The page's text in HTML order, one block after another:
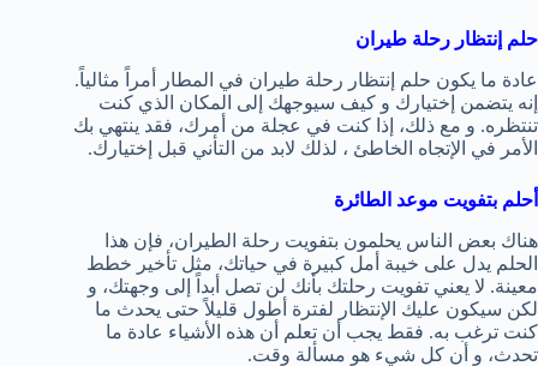
حلم إنتظار رحلة طيران
عادة ما يكون حلم إنتظار رحلة طيران في المطار أمراً مثالياً.
إنه يتضمن إختيارك و كيف سيوجهك إلى المكان الذي كنت
تنتظره. و مع ذلك، إذا كنت في عجلة من أمرك، فقد ينتهي بك
الأمر في الإتجاه الخاطئ ، لذلك لابد من التأني قبل إختيارك.
أحلم بتفويت موعد الطائرة
هناك بعض الناس يحلمون بتفويت رحلة الطيران، فإن هذا
الحلم يدل على خيبة أمل كبيرة في حياتك، مثل تأخير خطط
معينة. لا يعني تفويت رحلتك بأنك لن تصل أبداً إلى وجهتك، و
لكن سيكون عليك الإنتظار لفترة أطول قليلاً حتى يحدث ما
كنت ترغب به. فقط يجب أن تعلم أن هذه الأشياء عادة ما
تحدث، و أن كل شيء هو مسألة وقت.